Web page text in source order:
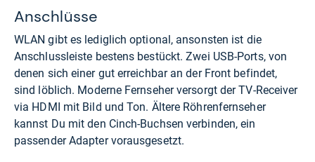
Anschlüsse
WLAN gibt es lediglich optional, ansonsten ist die
Anschlussleiste bestens bestückt. Zwei USB-Ports, von
denen sich einer gut erreichbar an der Front befindet,
sind löblich. Moderne Fernseher versorgt der TV-Receiver
via HDMI mit Bild und Ton. Ältere Röhrenfernseher
kannst Du mit den Cinch-Buchsen verbinden, ein
passender Adapter vorausgesetzt.